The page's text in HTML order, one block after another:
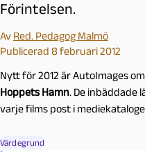
Förintelsen.
Av Red. Pedagog Malmö
Publicerad 8 februari 2012
Nytt för 2012 är AutoImages
Hoppets Hamn. De inbäddade
varje films post i
Värdegrund